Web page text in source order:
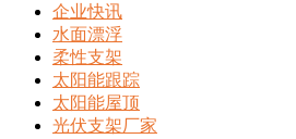
企业快讯
水面漂浮
柔性支架
太阳能跟踪
太阳能屋顶
光伏支架厂家